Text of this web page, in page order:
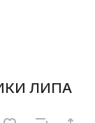
ЛИПА